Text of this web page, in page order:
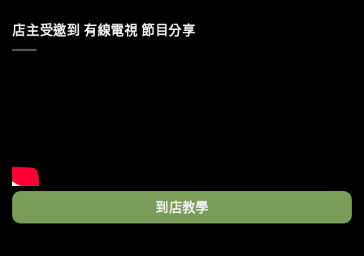
店主受邀到 有線電視 節目分享
到店教學